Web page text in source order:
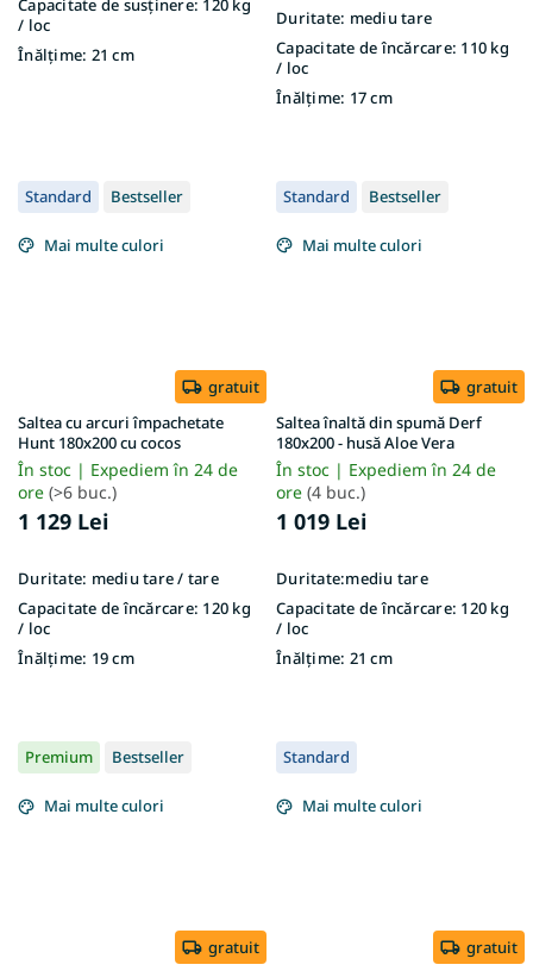
Capacitate de susținere: 120 kg
/ loc
Înălțime: 21 cm
Duritate: mediu tare
Capacitate de încărcare: 110 kg
/ loc
Înălțime: 17 cm
Standard Bestseller
Mai multe culori
gratuit
Saltea cu arcuri împachetate
Hunt 180x200 cu cocos
În stoc | Expediem în 24 de
ore (>6 buc.)
1 129 Lei
Duritate: mediu tare / tare
Capacitate de încărcare: 120 kg
/ loc
Înălțime: 19 cm
Standard Bestseller
Mai multe culori
gratuit
Saltea înaltă din spumă Derf
180x200 - husă Aloe Vera
În stoc | Expediem în 24 de
ore (4 buc.)
1 019 Lei
Duritate:mediu tare
Capacitate de încărcare: 120 kg
/ loc
Înălțime: 21 cm
Premium Bestseller
Mai multe culori
gratuit
Standard
Mai multe culori
gratuit